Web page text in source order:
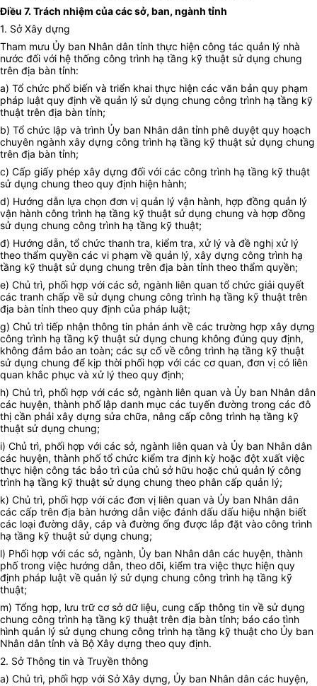
Điều 7.Trách nhiệm của các sở, ban, ngành tỉnh
1. Sở Xây dựng
Tham mưu Ủy ban Nhân dân tỉnh thực hiện công tác quản lý nhà
nước đối với hệ thống công trình hạ tầng kỹ thuật sử dụng chung
trên địa bàn tỉnh:
a) Tổ chức phổ biến và triển khai thực hiện các văn bản quy phạm
pháp luật quy định về quản lý sử dụng chung công trình hạ tầng kỹ
thuật trên địa bàn tỉnh;
b) Tổ chức lập và trình Ủy ban Nhân dân tỉnh phê duyệt quy hoạch
chuyên ngành xây dựng công trình hạ tầng kỹ thuật sử dụng chung
trên địa bàn tỉnh;
c) Cấp giấy phép xây dựng đối với các công trình hạ tầng kỹ thuật
sử dụng chung theo quy định hiện hành;
d) Hướng dẫn lựa chọn đơn vị quản lý vận hành, hợp đồng quản lý
vận hành công trình hạ tầng kỹ thuật sử dụng chung và hợp đồng
sử dụng chung công trình hạ tầng kỹ thuật;
đ) Hướng dẫn, tổ chức thanh tra, kiểm tra, xử lý và đề nghị xử lý
theo thẩm quyền các vi phạm về quản lý, xây dựng công trình hạ
tầng kỹ thuật sử dụng chung trên địa bàn tỉnh theo thẩm quyền;
e) Chủ trì, phối hợp với các sở, ngành liên quan tổ chức giải quyết
các tranh chấp về sử dụng chung công trình hạ tầng kỹ thuật trên
địa bàn tỉnh theo quy định của pháp luật;
g) Chủ trì tiếp nhận thông tin phản ánh về các trường hợp xây dựng
công trình hạ tầng kỹ thuật sử dụng chung không đúng quy định,
không đảm bảo an toàn; các sự cố về công trình hạ tầng kỹ thuật
sử dụng chung để kịp thời phối hợp với các cơ quan, đơn vị có liên
quan khắc phục và xử lý theo quy định;
h) Chủ trì, phối hợp với các sở, ngành liên quan và Ủy ban Nhân dân
các huyện, thành phố lập danh mục các tuyến đường trong các đô
thị cần phải xây dựng sửa chữa, nâng cấp công trình hạ tầng kỹ
thuật sử dụng chung;
i) Chủ trì, phối hợp với các sở, ngành liên quan và Ủy ban Nhân dân
các huyện, thành phố tổ chức kiểm tra định kỳ hoặc đột xuất việc
thực hiện công tác bảo trì của chủ sở hữu hoặc chủ quản lý công
trình hạ tầng kỹ thuật sử dụng chung theo phân cấp quản lý;
k) Chủ trì, phối hợp với các đơn vị liên quan và Ủy ban Nhân dân
các cấp trên địa bàn hướng dẫn việc đánh dấu dấu hiệu nhận biết
các loại đường dây, cáp và đường ống được lắp đặt vào công trình
hạ tầng kỹ thuật sử dụng chung;
l) Phối hợp với các sở, ngành, Ủy ban Nhân dân các huyện, thành
phố trong việc hướng dẫn, theo dõi, kiểm tra việc thực hiện quy
định pháp luật về quản lý sử dụng chung công trình hạ tầng kỹ
thuật;
m) Tổng hợp, lưu trữ cơ sở dữ liệu, cung cấp thông tin về sử dụng
chung công trình hạ tầng kỹ thuật trên địa bàn tỉnh; báo cáo tình
hình quản lý sử dụng chung công trình hạ tầng kỹ thuật cho Ủy ban
Nhân dân tỉnh và Bộ Xây dựng theo quy định.
2. Sở Thông tin và Truyền thông
a) Chủ trì, phối hợp với Sở Xây dựng, Ủy ban Nhân dân các huyện,